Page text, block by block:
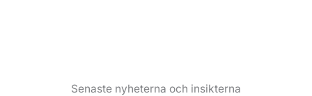
Senaste nyheterna och insikterna​